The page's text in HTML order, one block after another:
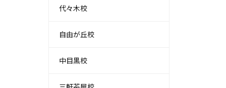
代々木校
自由が丘校
中目黒校